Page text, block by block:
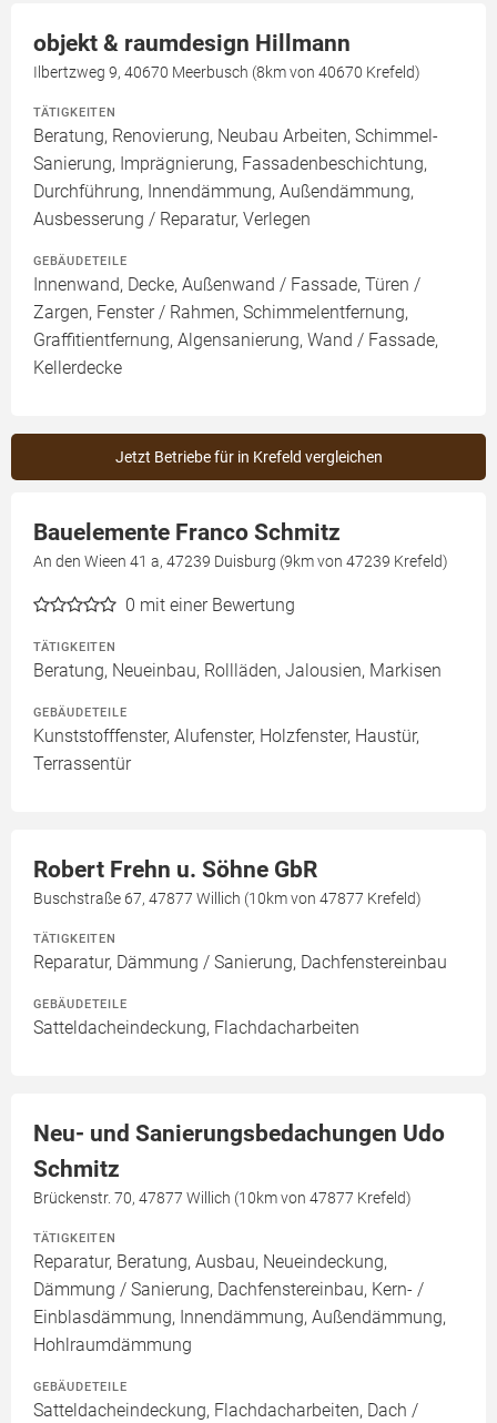
objekt & raumdesign Hillmann
Ilbertzweg 9, 40670 Meerbusch (8km von 40670 Krefeld)
TÄTIGKEITEN
Beratung, Renovierung, Neubau Arbeiten, Schimmel-
Sanierung, Imprägnierung, Fassadenbeschichtung,
Durchführung, Innendämmung, Außendämmung,
Ausbesserung / Reparatur, Verlegen
GEBÄUDETEILE
Innenwand, Decke, Außenwand / Fassade, Türen /
Zargen, Fenster / Rahmen, Schimmelentfernung,
Graffitientfernung, Algensanierung, Wand / Fassade,
Kellerdecke
Jetzt Betriebe für in Krefeld vergleichen
Bauelemente Franco Schmitz
An den Wieen 41 a, 47239 Duisburg (9km von 47239 Krefeld)
0 mit einer Bewertung
TÄTIGKEITEN
Beratung, Neueinbau, Rollläden, Jalousien, Markisen
GEBÄUDETEILE
Kunststofffenster, Alufenster, Holzfenster, Haustür,
Terrassentür
Robert Frehn u. Söhne GbR
Buschstraße 67, 47877 Willich (10km von 47877 Krefeld)
TÄTIGKEITEN
Reparatur, Dämmung / Sanierung, Dachfenstereinbau
GEBÄUDETEILE
Satteldacheindeckung, Flachdacharbeiten
Neu- und Sanierungsbedachungen Udo
Schmitz
Brückenstr. 70, 47877 Willich (10km von 47877 Krefeld)
TÄTIGKEITEN
Reparatur, Beratung, Ausbau, Neueindeckung,
Dämmung / Sanierung, Dachfenstereinbau, Kern- /
Einblasdämmung, Innendämmung, Außendämmung,
Hohlraumdämmung
GEBÄUDETEILE
Satteldacheindeckung, Flachdacharbeiten, Dach /